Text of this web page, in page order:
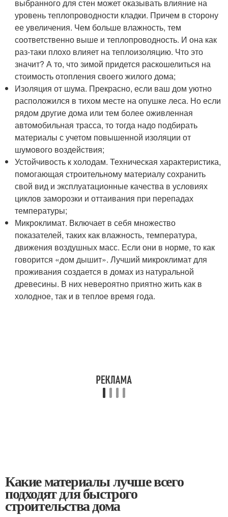
выбранного для стен может оказывать влияние на
уровень теплопроводности кладки. Причем в сторону
ее увеличения. Чем больше влажность, тем
соответственно выше и теплопроводность. И она как
раз-таки плохо влияет на теплоизоляцию. Что это
значит? А то, что зимой придется раскошелиться на
стоимость отопления своего жилого дома;
Изоляция от шума. Прекрасно, если ваш дом уютно
расположился в тихом месте на опушке леса. Но если
рядом другие дома или тем более оживленная
автомобильная трасса, то тогда надо подбирать
материалы с учетом повышенной изоляции от
шумового воздействия;
Устойчивость к холодам. Техническая характеристика,
помогающая строительному материалу сохранить
свой вид и эксплуатационные качества в условиях
циклов заморозки и оттаивания при перепадах
температуры;
Микроклимат. Включает в себя множество
показателей, таких как влажность, температура,
движения воздушных масс. Если они в норме, то как
говорится «дом дышит». Лучший микроклимат для
проживания создается в домах из натуральной
древесины. В них невероятно приятно жить как в
холодное, так и в теплое время года.
Какие материалы лучше всего
подходят для быстрого
строительства дома